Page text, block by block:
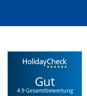
Gut
4.9 Gesamtbewertung